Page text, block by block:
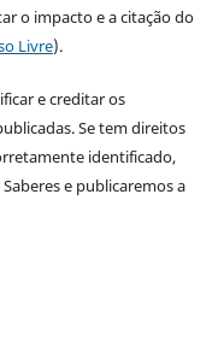
o impacto e a citação do
Livre).
e creditar os
Se tem direitos
identificado,
e publicaremos a